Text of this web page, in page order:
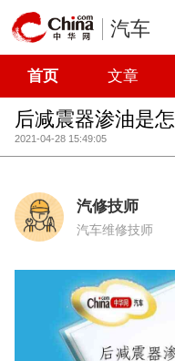
汽车
首页 文章
后减震器渗油是
2021-04-28 15:49:05
汽修技师
汽车维修技师